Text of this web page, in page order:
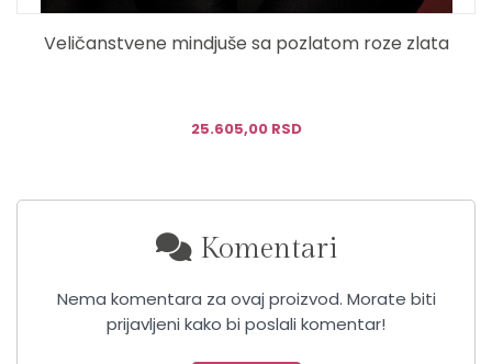
Veličanstvene mindjuše sa pozlatom roze zlata
25.605,00 RSD
Komentari
Nema komentara za ovaj proizvod. Morate biti
prijavljeni kako bi poslali komentar!